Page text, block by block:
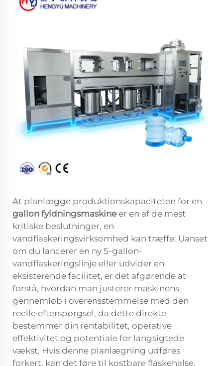
At planlægge produktionskapaciteten for en
gallon fyldningsmaskine er en af de mest
kritiske beslutninger, en
vandflaskeringsvirksomhed kan træffe. Uanset
om du lancerer en ny 5-gallon-
vandflaskeringslinje eller udvider en
eksisterende facilitet, er det afgørende at
forstå, hvordan man justerer maskinens
gennemløb i overensstemmelse med den
reelle efterspørgsel, da dette direkte
bestemmer din rentabilitet, operative
effektivitet og potentiale for langsigtede
vækst. Hvis denne planlægning udføres
forkert, kan det føre til kostbare flaskehalse,